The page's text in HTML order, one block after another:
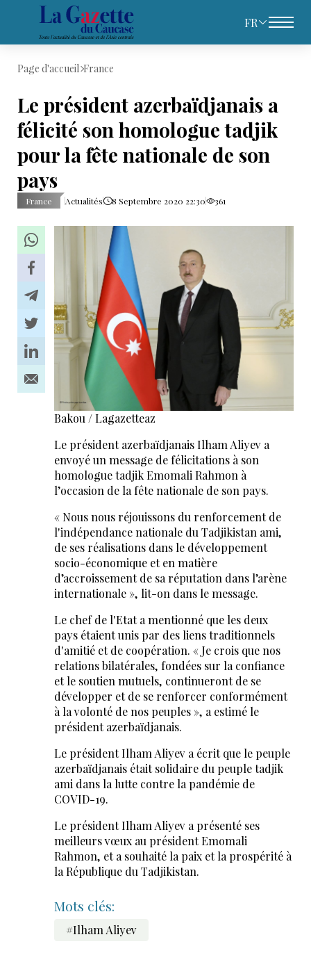
FR
Page d'accueil France
Le président azerbaïdjanais a
félicité son homologue tadjik
pour la fête nationale de son
pays
France Actualités 8 Septembre 2020 22:30 361
Bakou / Lagazetteaz
Le président azerbaïdjanais Ilham Aliyev a
envoyé un message de félicitations à son
homologue tadjik Emomali Rahmon à
l’occasion de la fête nationale de son pays.
« Nous nous réjouissons du renforcement de
l'indépendance nationale du Tadjikistan ami,
de ses réalisations dans le développement
socio-économique et en matière
d’accroissement de sa réputation dans l’arène
internationale », lit-on dans le message.
Le chef de l'Etat a mentionné que les deux
pays étaient unis par des liens traditionnels
d'amitié et de coopération. « Je crois que nos
relations bilatérales, fondées sur la confiance
et le soutien mutuels, continueront de se
développer et de se renforcer conformément
à la volonté de nos peuples », a estimé le
président azerbaïdjanais.
Le président Ilham Aliyev a écrit que le peuple
azerbaïdjanais était solidaire du peuple tadjik
ami dans la lutte contre la pandémie de
COVID-19.
Le président Ilham Aliyev a présenté ses
meilleurs vœux au président Emomali
Rahmon, et a souhaité la paix et la prospérité à
la République du Tadjikistan.
Mots clés:
#Ilham Aliyev